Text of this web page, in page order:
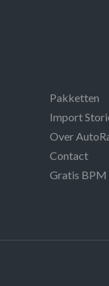
Pakketten
Import
Over
Contact
Gratis